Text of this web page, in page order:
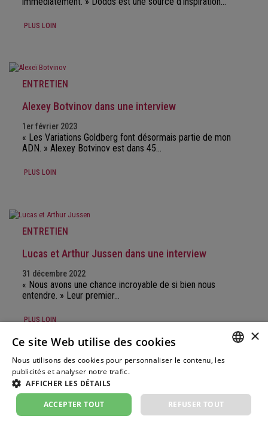
PLUS LOIN
ENTRETIEN
Alexey Botvinov dans une interview
1er février 2023
« Les Variations Goldberg font désormais partie de mon
ADN. » Alexey Botvinov est dans 45…
PLUS LOIN
ENTRETIEN
Lucas et Arthur Jussen dans une interview
31 décembre 2022
« Nous avons une chance incroyable de si bien nous
entendre. » Leur premier…
PLUS LOIN
ENTRETIEN
Max Volbers dans une interview
×
Ce site Web utilise des cookies
Nous utilisons des cookies pour personnaliser le contenu, les
publicités et analyser notre trafic.
AFFICHER LES DÉTAILS
ACCEPTER TOUT REFUSER TOUT